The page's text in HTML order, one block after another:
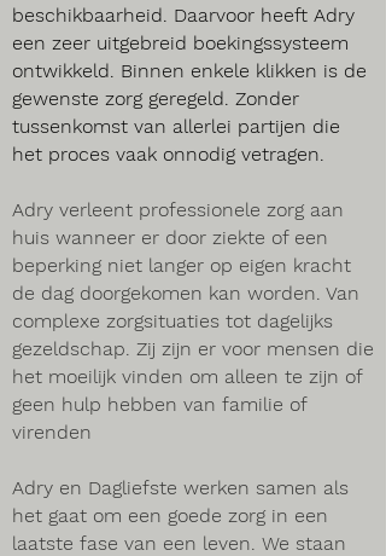
beschikbaarheid. Daarvoor heeft Adry
een zeer uitgebreid boekingssysteem
ontwikkeld. Binnen enkele klikken is de
gewenste zorg geregeld. Zonder
tussenkomst van allerlei partijen die
het proces vaak onnodig vetragen.
Adry verleent professionele zorg aan
huis wanneer er door ziekte of een
beperking niet langer op eigen kracht
de dag doorgekomen kan worden. Van
complexe zorgsituaties tot dagelijks
gezeldschap. Zij zijn er voor mensen die
het moeilijk vinden om alleen te zijn of
geen hulp hebben van familie of
virenden
Adry en Dagliefste werken samen als
het gaat om een goede zorg in een
laatste fase van een leven. We staan